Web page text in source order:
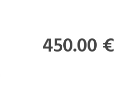
450.00 €